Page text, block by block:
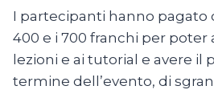
I partecipanti hanno pagato
400 e i 700 franchi per poter
lezioni e ai tutorial e avere il
termine dell’evento, di